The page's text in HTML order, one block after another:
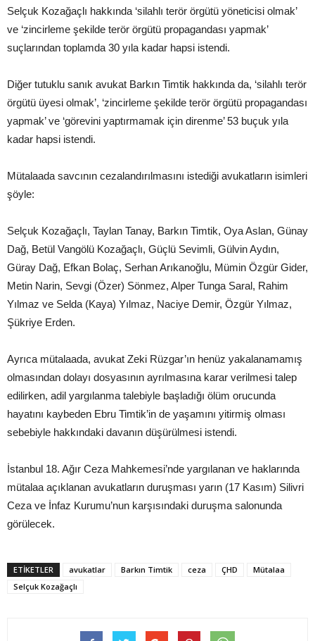
Selçuk Kozağaçlı hakkında ‘silahlı terör örgütü yöneticisi olmak’
ve ‘zincirleme şekilde terör örgütü propagandası yapmak’
suçlarından toplamda 30 yıla kadar hapsi istendi.
Diğer tutuklu sanık avukat Barkın Timtik hakkında da, ‘silahlı terör
örgütü üyesi olmak’, ‘zincirleme şekilde terör örgütü propagandası
yapmak’ ve ‘görevini yaptırmamak için direnme’ 53 buçuk yıla
kadar hapsi istendi.
Mütalaada savcının cezalandırılmasını istediği avukatların isimleri
şöyle:
Selçuk Kozağaçlı, Taylan Tanay, Barkın Timtik, Oya Aslan, Günay
Dağ, Betül Vangölü Kozağaçlı, Güçlü Sevimli, Gülvin Aydın,
Güray Dağ, Efkan Bolaç, Serhan Arıkanoğlu, Mümin Özgür Gider,
Metin Narin, Sevgi (Özer) Sönmez, Alper Tunga Saral, Rahim
Yılmaz ve Selda (Kaya) Yılmaz, Naciye Demir, Özgür Yılmaz,
Şükriye Erden.
Ayrıca mütalaada, avukat Zeki Rüzgar’ın henüz yakalanamamış
olmasından dolayı dosyasının ayrılmasına karar verilmesi talep
edilirken, adil yargılanma talebiyle başladığı ölüm orucunda
hayatını kaybeden Ebru Timtik’in de yaşamını yitirmiş olması
sebebiyle hakkındaki davanın düşürülmesi istendi.
İstanbul 18. Ağır Ceza Mahkemesi’nde yargılanan ve haklarında
mütalaa açıklanan avukatların duruşması yarın (17 Kasım) Silivri
Ceza ve İnfaz Kurumu’nun karşısındaki duruşma salonunda
görülecek.
ETIKETLER avukatlar Barkın Timtik ceza ÇHD
Mütalaa
Selçuk Kozağaçlı